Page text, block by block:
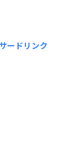
ードリンク